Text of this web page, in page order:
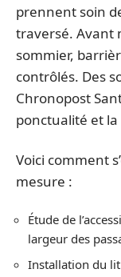
prennent soin
traversé. Avant
sommier,
contrôlés. Des
Chronopost
ponctualité et
Voici comment
mesure :
Étude de
largeur des
Installation du lit